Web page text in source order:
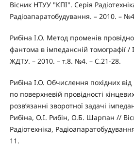
Вісник НТУУ "КПІ". Серія
Радіоапаратобудування. – 2010. –
Рибіна І.О. Метод променів
фантома в імпедансній томографії /
ЖДТУ. – 2010. – т.8. №4. – С.21-28.
Рибіна І.О. Обчислення похідних
по поверхневій провідності
розв’язанні зворотної задачі
Рибіна, О.І. Рибін, О.Б. Шарпан //
Радіотехніка,
11.